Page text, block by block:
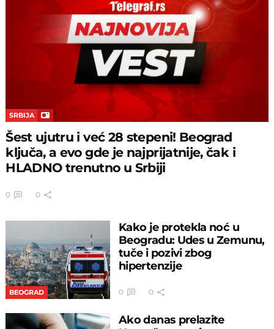
SRBIJA
Šest ujutru i već 28 stepeni! Beograd
ključa, a evo gde je najprijatnije, čak i
HLADNO trenutno u Srbiji
0 0
BEOGRAD
Kako je protekla noć u
Beogradu: Udes u Zemunu,
tuče i pozivi zbog
hipertenzije
0 0
Ako danas prelazite